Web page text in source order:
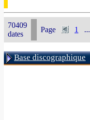
70409
dates
Page 1 ...
Base discographique